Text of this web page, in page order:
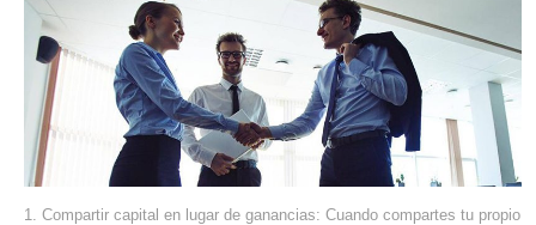
SERVIDORES VPS WINDOWS
SERVIDORES DEDICADOS
AGENCIA DIGITAL
PAGINAS WEB PARA NEGOCIOS
1. Compartir capital en lugar de ganancias: Cuando compartes tu propio